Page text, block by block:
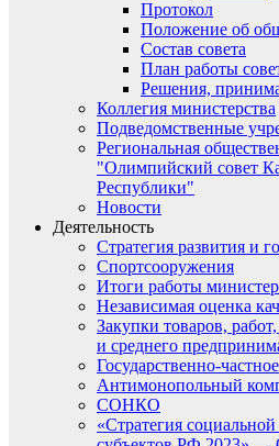
Протокол
Положение об
Состав совета
План работы
Решения,
Коллегия министерства
Подведомственные
Региональная
"Олимпийский совет
Республики"
Новости
Деятельность
Стратегия развития и
Спортсооружения
Итоги работы
Независимая оценка
Закупки товаров,
и среднего
Государственно-
Антимонопольный
СОНКО
«Стратегия